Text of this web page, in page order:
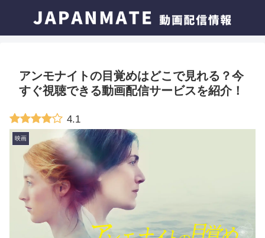
アンモナイトの目覚めはどこで見れる？今
すぐ視聴できる動画配信サービスを紹介！
4.1
映画